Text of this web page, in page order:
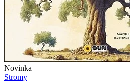
Novinka
Stromy